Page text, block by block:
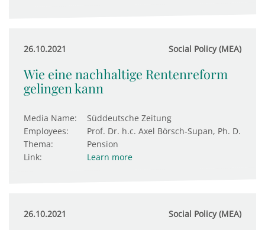
26.10.2021 Social Policy (MEA)
Wie eine nachhaltige Rentenreform
gelingen kann
Media Name:
Süddeutsche Zeitung
Employees:
Prof. Dr. h.c. Axel Börsch-Supan, Ph. D.
Thema:
Pension
Link:
Learn more
26.10.2021 Social Policy (MEA)